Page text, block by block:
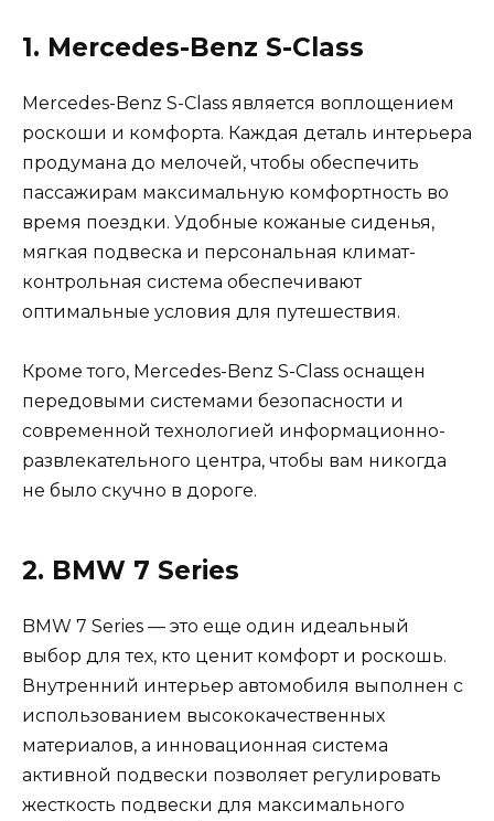
1. Mercedes-Benz S-Class
Mercedes-Benz S-Class является воплощением
роскоши и комфорта. Каждая деталь интерьера
продумана до мелочей, чтобы обеспечить
пассажирам максимальную комфортность во
время поездки. Удобные кожаные сиденья,
мягкая подвеска и персональная климат-
контрольная система обеспечивают
оптимальные условия для путешествия.
Кроме того, Mercedes-Benz S-Class оснащен
передовыми системами безопасности и
современной технологией информационно-
развлекательного центра, чтобы вам никогда
не было скучно в дороге.
2. BMW 7 Series
BMW 7 Series — это еще один идеальный
выбор для тех, кто ценит комфорт и роскошь.
Внутренний интерьер автомобиля выполнен с
использованием высококачественных
материалов, а инновационная система
активной подвески позволяет регулировать
жесткость подвески для максимального